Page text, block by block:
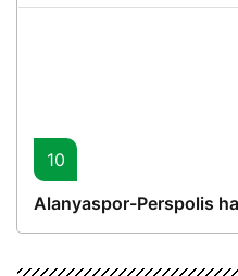
10
Alanyaspor-Perspolis